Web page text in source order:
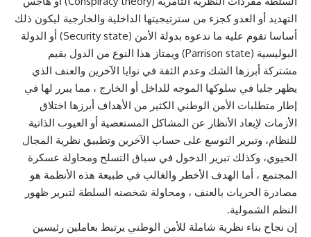
التهديد أو العدو كجزء من سترتيجيتها الداخلية والخارجية ليكون ذلك
أساسا تقوم عليه ما ندعوه بدولة الأمن (Security state) أو الدولة
البوليسية (Parrison state) ويمتاز هذا النوع من الدول بقيم
مشتركة أبرزها الشك وعدم الثقة في نوايا الآخرين والعنف الذي
يظهر جليا في سلوكها الموجه للداخل أو الخارج ، مما يبرر لها في
إطار متطلبات الأمن الوطني الكثير من الأهداف أبرزها اختلاق
الأزمات لإبعاد الأنظار عن المشاكل المستعصية أو العيوب الذاتية
للنظام، وتبرير التوسع على حساب الآخرين وتطبيق نظرية المجال
الحيوي، وكذلك تبرير الدخول في سباق التسلح ومحاولة عسكرة
المجتمع ، أما الهدف الأخطر والغالب في طبيعة هذه الأنظمة هو
مصادرة الحريات بالعنف ، ومحاولة شخصنه السلطة لتبرير ظهور
النظم الشمولية.
إن نجاح بناء نظرية شاملة للأمن الوطني يرتبط بعاملين رئيسين